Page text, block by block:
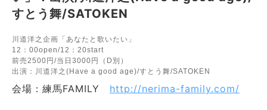
すとう舞/SATOKEN
川道洋之企画「あなたと歌いたい」
12：00open/12：20start
前売2500円/当日3000円（D別）
出演：川道洋之(Have a good age)/すとう舞/SATOKEN
会場：練馬FAMILY http://nerima-family.com/